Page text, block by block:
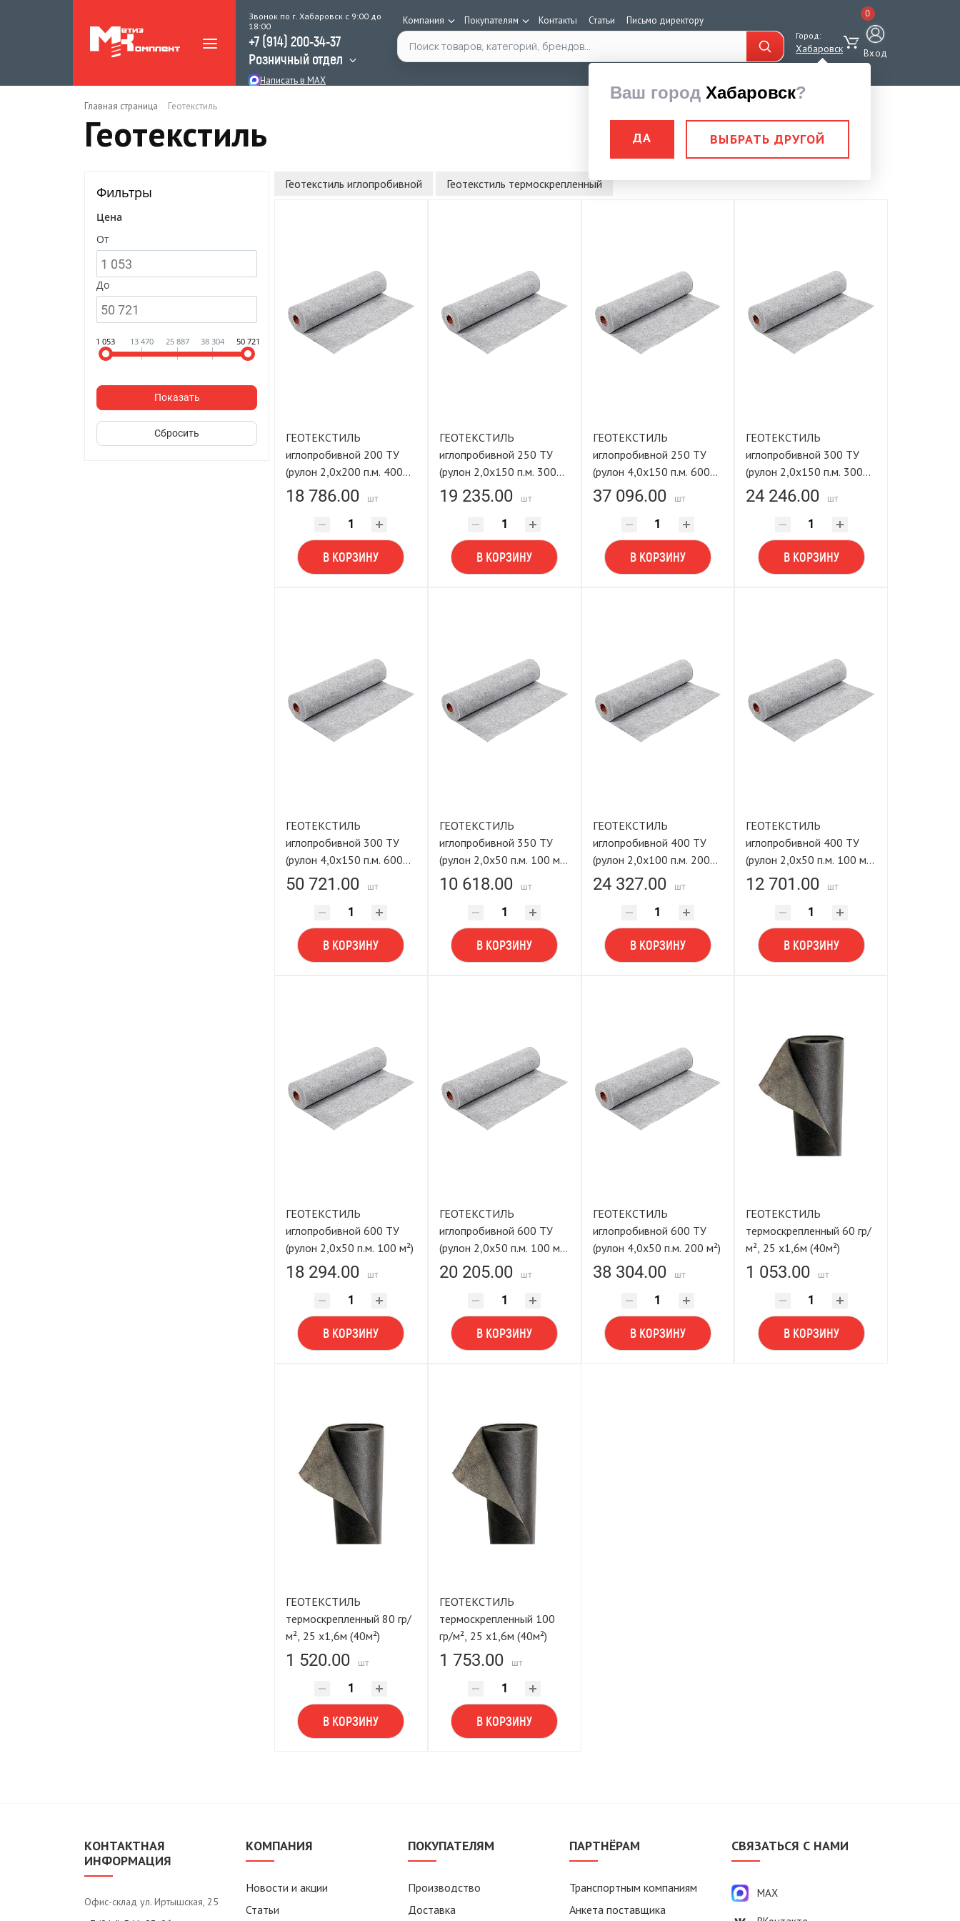
Звонок по г. Хабаровск с 9:00 до
18:00
+7 (914) 200-34-37
Розничный отдел
Написать в MAX
Компания Покупателям Контакты Статьи Письмо директору
Поиск по каталогу Город:
Хабаровск
Ваш город Хабаровск?
ДА ВЫБРАТЬ ДРУГОЙ
0
Вход
Главная страница Геотекстиль
Геотекстиль
Фильтры
Цена
От
До
1 053 13 470 25 887 38 304 50 721
Геотекстиль иглопробивной Геотекстиль термоскрепленный
ГЕОТЕКСТИЛЬ
иглопробивной 200 ТУ
(рулон 2,0х200 п.м. 400
м²) LASTING TOOLS
18 786.00 шт
В КОРЗИНУ
ГЕОТЕКСТИЛЬ
иглопробивной 250 ТУ
(рулон 2,0х150 п.м. 300
м²) LASTING TOOLS
19 235.00 шт
В КОРЗИНУ
ГЕОТЕКСТИЛЬ
иглопробивной 250 ТУ
(рулон 4,0х150 п.м. 600
м²) LASTING TOOLS
37 096.00 шт
В КОРЗИНУ
ГЕОТЕКСТИЛЬ
иглопробивной 300 ТУ
(рулон 2,0х150 п.м. 300
м²) LASTING TOOLS
24 246.00 шт
В КОРЗИНУ
ГЕОТЕКСТИЛЬ
иглопробивной 300 ТУ
(рулон 4,0х150 п.м. 600
м²) LASTING TOOLS
50 721.00 шт
В КОРЗИНУ
ГЕОТЕКСТИЛЬ
иглопробивной 350 ТУ
(рулон 2,0х50 п.м. 100 м²)
LASTING TOOLS
10 618.00 шт
В КОРЗИНУ
ГЕОТЕКСТИЛЬ
иглопробивной 400 ТУ
(рулон 2,0х100 п.м. 200
м²) LASTING TOOLS
24 327.00 шт
В КОРЗИНУ
ГЕОТЕКСТИЛЬ
иглопробивной 400 ТУ
(рулон 2,0х50 п.м. 100 м²)
LASTING TOOLS
12 701.00 шт
В КОРЗИНУ
ГЕОТЕКСТИЛЬ
иглопробивной 600 ТУ
(рулон 2,0х50 п.м. 100 м²)
18 294.00 шт
В КОРЗИНУ
ГЕОТЕКСТИЛЬ
иглопробивной 600 ТУ
(рулон 2,0х50 п.м. 100 м²)
LASTING TOOLS
20 205.00 шт
В КОРЗИНУ
ГЕОТЕКСТИЛЬ
иглопробивной 600 ТУ
(рулон 4,0х50 п.м. 200 м²)
38 304.00 шт
В КОРЗИНУ
ГЕОТЕКСТИЛЬ
термоскрепленный 60 гр/
м², 25 х1,6м (40м²)
1 053.00 шт
В КОРЗИНУ
ГЕОТЕКСТИЛЬ
термоскрепленный 80 гр/
м², 25 х1,6м (40м²)
1 520.00 шт
В КОРЗИНУ
ГЕОТЕКСТИЛЬ
термоскрепленный 100
гр/м², 25 х1,6м (40м²)
1 753.00 шт
В КОРЗИНУ
КОНТАКТНАЯ
ИНФОРМАЦИЯ
Офис-склад ул. Иртышская, 25
КОМПАНИЯ
Новости и акции
Статьи
ПОКУПАТЕЛЯМ
Производство
Доставка
ПАРТНЁРАМ
Транспортным компаниям
Анкета поставщика
СВЯЗАТЬСЯ С НАМИ
MAX